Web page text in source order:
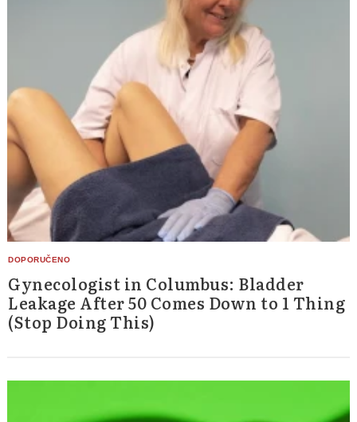
Gynecologist in Columbus: Bladder
Leakage After 50 Comes Down to 1 Thing
(Stop Doing This)